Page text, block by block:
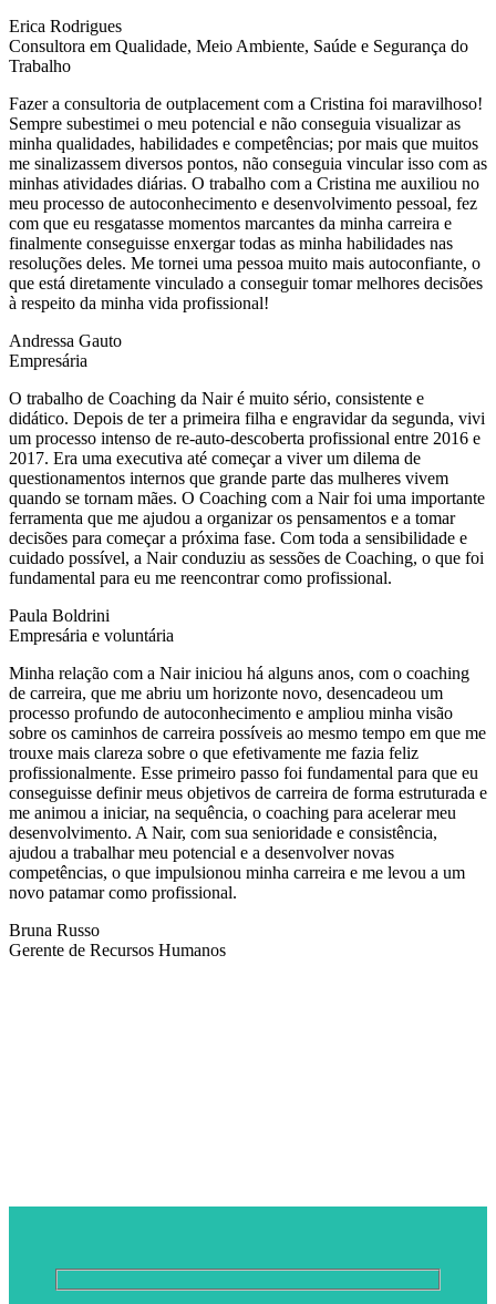
Erica Rodrigues
Consultora em Qualidade, Meio Ambiente, Saúde e Segurança do
Trabalho
Fazer a consultoria de outplacement com a Cristina foi maravilhoso!
Sempre subestimei o meu potencial e não conseguia visualizar as
minha qualidades, habilidades e competências; por mais que muitos
me sinalizassem diversos pontos, não conseguia vincular isso com as
minhas atividades diárias. O trabalho com a Cristina me auxiliou no
meu processo de autoconhecimento e desenvolvimento pessoal, fez
com que eu resgatasse momentos marcantes da minha carreira e
finalmente conseguisse enxergar todas as minha habilidades nas
resoluções deles. Me tornei uma pessoa muito mais autoconfiante, o
que está diretamente vinculado a conseguir tomar melhores decisões
à respeito da minha vida profissional!
Andressa Gauto
Empresária
O trabalho de Coaching da Nair é muito sério, consistente e
didático. Depois de ter a primeira filha e engravidar da segunda, vivi
um processo intenso de re-auto-descoberta profissional entre 2016 e
2017. Era uma executiva até começar a viver um dilema de
questionamentos internos que grande parte das mulheres vivem
quando se tornam mães. O Coaching com a Nair foi uma importante
ferramenta que me ajudou a organizar os pensamentos e a tomar
decisões para começar a próxima fase. Com toda a sensibilidade e
cuidado possível, a Nair conduziu as sessões de Coaching, o que foi
fundamental para eu me reencontrar como profissional.
Paula Boldrini
Empresária e voluntária
Minha relação com a Nair iniciou há alguns anos, com o coaching
de carreira, que me abriu um horizonte novo, desencadeou um
processo profundo de autoconhecimento e ampliou minha visão
sobre os caminhos de carreira possíveis ao mesmo tempo em que me
trouxe mais clareza sobre o que efetivamente me fazia feliz
profissionalmente. Esse primeiro passo foi fundamental para que eu
conseguisse definir meus objetivos de carreira de forma estruturada e
me animou a iniciar, na sequência, o coaching para acelerar meu
desenvolvimento. A Nair, com sua senioridade e consistência,
ajudou a trabalhar meu potencial e a desenvolver novas
competências, o que impulsionou minha carreira e me levou a um
novo patamar como profissional.
Bruna Russo
Gerente de Recursos Humanos